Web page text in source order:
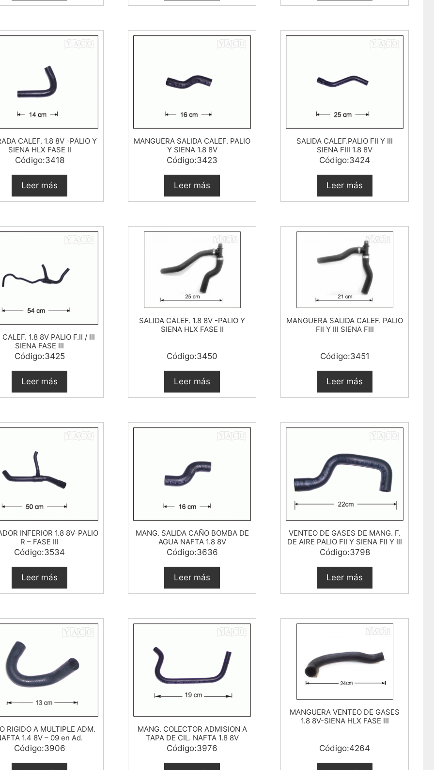
CALEF. 1.8 8V -PALIO Y
SIENA HLX FASE II
Código:3418
Leer más
MANGUERA SALIDA CALEF. PALIO
Y SIENA 1.8 8V
Código:3423
Leer más
SALIDA CALEF.PALIO FII Y III
SIENA FIII 1.8 8V
Código:3424
Leer más
CALEF. 1.8 8V PALIO F.II / III
SIENA FASE III
Código:3425
Leer más
SALIDA CALEF. 1.8 8V -PALIO Y
SIENA HLX FASE II
Código:3450
Leer más
MANGUERA SALIDA CALEF. PALIO
FII Y III SIENA FIII
Código:3451
Leer más
INFERIOR 1.8 8V-PALIO
R – FASE III
Código:3534
Leer más
MANG. SALIDA CAÑO BOMBA DE
AGUA NAFTA 1.8 8V
Código:3636
Leer más
VENTEO DE GASES DE MANG. F.
DE AIRE PALIO FII Y SIENA FII Y III
Código:3798
Leer más
RIGIDO A MULTIPLE ADM.
1.4 8V – 09 en Ad.
Código:3906
MANG. COLECTOR ADMISION A
TAPA DE CIL. NAFTA 1.8 8V
Código:3976
MANGUERA VENTEO DE GASES
1.8 8V-SIENA HLX FASE III
Código:4264